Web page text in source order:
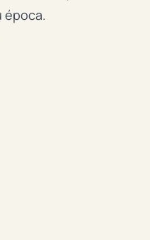
época.